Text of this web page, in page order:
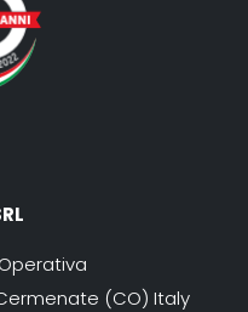
Cermenate (CO) Italy